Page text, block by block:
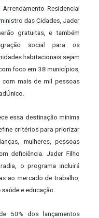
Residencial
das Cidades, Jader
gratuitas, e também
social para os
habitacionais sejam
foco em 38 municípios,
mais de mil pessoas
essa destinação mínima
critérios para priorizar
mulheres, pessoas
deficiência. Jader Filho
o programa incluirá
ao mercado de trabalho,
e educação.
50% dos lançamentos